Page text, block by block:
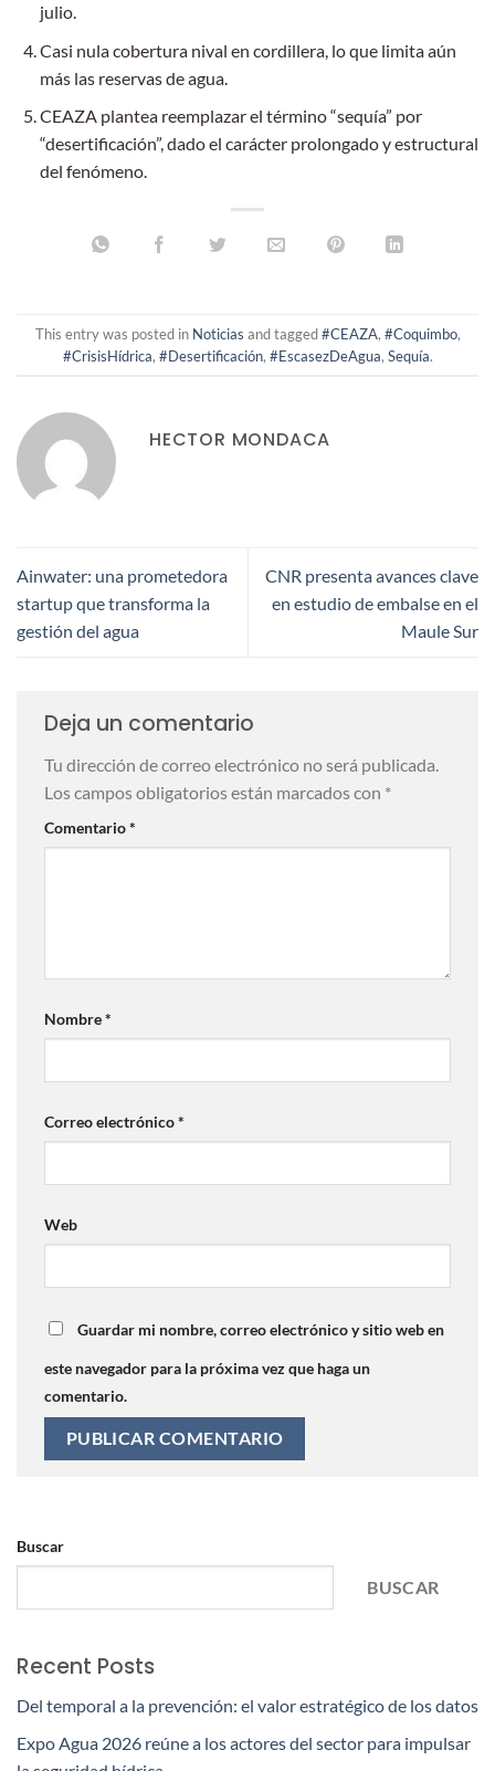
julio.
Casi nula cobertura nival en cordillera, lo que limita aún
más las reservas de agua.
CEAZA plantea reemplazar el término “sequía” por
“desertificación”, dado el carácter prolongado y estructural
del fenómeno.
This entry was posted in Noticias and tagged#CEAZA, #Coquimbo,
#CrisisHídrica, #Desertificación, #EscasezDeAgua, Sequía.
HECTOR MONDACA
Ainwater: una prometedora
startup que transforma la
gestión del agua
CNR presenta avances clave
en estudio de embalse en el
Maule Sur
Deja un comentario
Tu dirección de correo electrónico no será publicada.
Los campos obligatorios están marcados con *
Comentario*
Nombre*
Correo electrónico*
Web
Guardar mi nombre, correo electrónico y sitio web en
este navegador para la próxima vez que haga un
comentario.
Buscar
BUSCAR
Recent Posts
Del temporal a la prevención: el valor estratégico de los datos
Expo Agua 2026 reúne a los actores del sector para impulsar